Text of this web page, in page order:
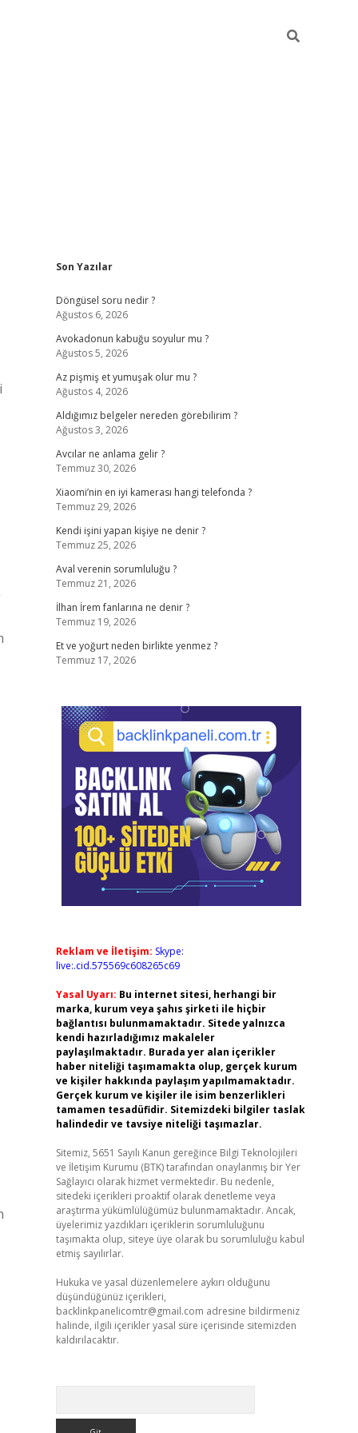
Sidebar
Son Yazılar
Döngüsel soru nedir ?
Ağustos 6, 2026
Avokadonun kabuğu soyulur mu ?
Ağustos 5, 2026
Az pişmiş et yumuşak olur mu ?
Ağustos 4, 2026
Aldığımız belgeler nereden görebilirim ?
Ağustos 3, 2026
Avcılar ne anlama gelir ?
Temmuz 30, 2026
Xiaomi’nin en iyi kamerası hangi telefonda ?
Temmuz 29, 2026
Kendi işini yapan kişiye ne denir ?
Temmuz 25, 2026
Aval verenin sorumluluğu ?
Temmuz 21, 2026
İlhan İrem fanlarına ne denir ?
Temmuz 19, 2026
Et ve yoğurt neden birlikte yenmez ?
Temmuz 17, 2026
Reklam ve İletişim: Skype:
live:.cid.575569c608265c69
Yasal Uyarı: Bu internet sitesi, herhangi bir
marka, kurum veya şahıs şirketi ile hiçbir
bağlantısı bulunmamaktadır. Sitede yalnızca
kendi hazırladığımız makaleler
paylaşılmaktadır. Burada yer alan içerikler
haber niteliği taşımamakta olup, gerçek kurum
ve kişiler hakkında paylaşım yapılmamaktadır.
Gerçek kurum ve kişiler ile isim benzerlikleri
tamamen tesadüfidir. Sitemizdeki bilgiler taslak
halindedir ve tavsiye niteliği taşımazlar.
Sitemiz, 5651 Sayılı Kanun gereğince Bilgi Teknolojileri
ve İletişim Kurumu (BTK) tarafından onaylanmış bir Yer
Sağlayıcı olarak hizmet vermektedir. Bu nedenle,
sitedeki içerikleri proaktif olarak denetleme veya
araştırma yükümlülüğümüz bulunmamaktadır. Ancak,
üyelerimiz yazdıkları içeriklerin sorumluluğunu
taşımakta olup, siteye üye olarak bu sorumluluğu kabul
etmiş sayılırlar.
Hukuka ve yasal düzenlemelere aykırı olduğunu
düşündüğünüz içerikleri,
backlinkpanelicomtr@gmail.com adresine bildirmeniz
halinde, ilgili içerikler yasal süre içerisinde sitemizden
kaldırılacaktır.
elexbet yeni giriş adresi